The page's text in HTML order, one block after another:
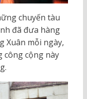
chuyến tàu
đã đưa hàng
Xuân mỗi ngày,
cộng này